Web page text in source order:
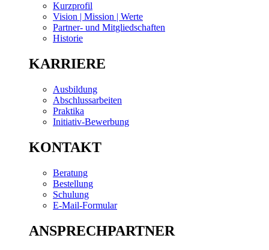
Kurzprofil
Vision | Mission | Werte
Partner- und Mitgliedschaften
Historie
KARRIERE
Ausbildung
Abschlussarbeiten
Praktika
Initiativ-Bewerbung
KONTAKT
Beratung
Bestellung
Schulung
E-Mail-Formular
ANSPRECHPARTNER